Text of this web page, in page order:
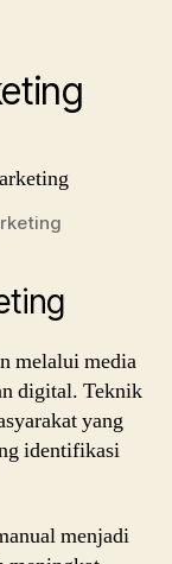
melalui media
digital. Teknik
yang
identifikasi
menjadi